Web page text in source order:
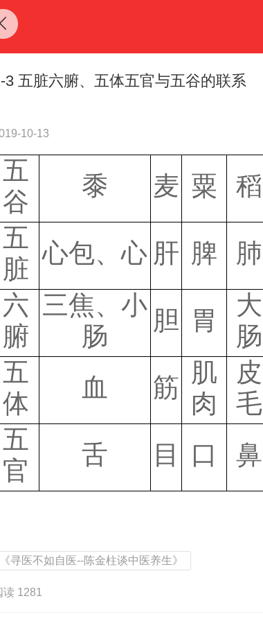
3 五脏六腑、五体五官与五谷的联系
10-13
五
谷
黍 麦 粟 稻
五
脏
心包、心 肝 脾 肺
六
腑
三焦、小
肠
胆 胃
大
肠
五
体
血 筋
肌
肉
皮
毛
五
官
舌 目 口 鼻
《寻医不如自医--陈金柱谈中医养生》
读 1281